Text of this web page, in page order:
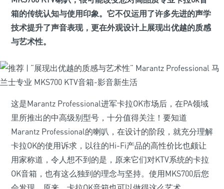
箱的传统认知与使用印象。它不仅运用了许多先进的声学
技术提升了声音表现，更在外观设计上展现出优越的质感
与艺术性。
这是Marantz Professional进军卡拉OK市场后，在PA领域
里所推出的中高级别型号，十分值得关注！要知道
Marantz Professional的喇叭，在设计的阶段，就充分理解
卡拉OK的使用诉求，以往的Hi-Fi产品的高性价比也颇让
用家称道，令人想不到的是，原来它们对KTV系统的卡拉
OK音箱，也有这么独到的理念与坚持。使用MKS700后您